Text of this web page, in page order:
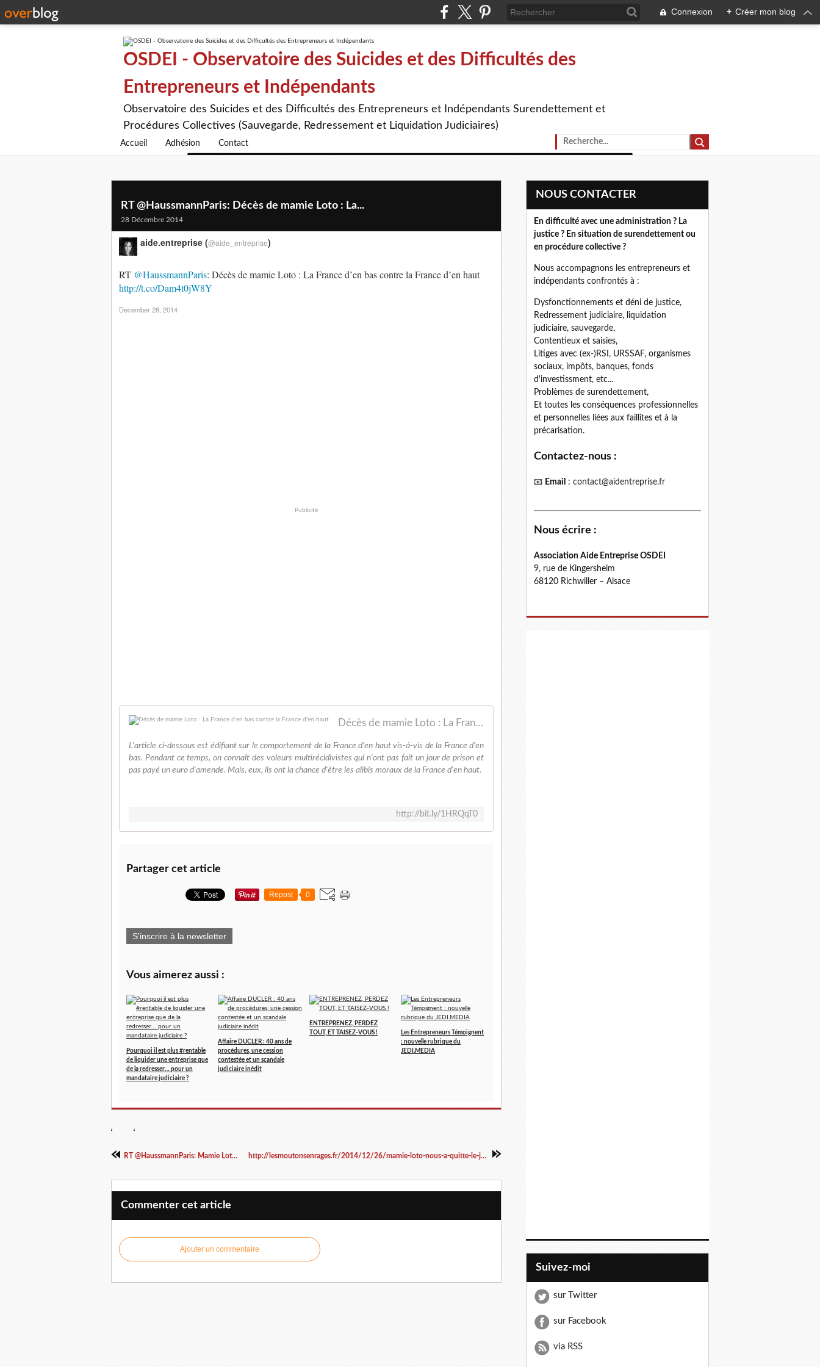
Connexion + Créer mon blog
OSDEI - Observatoire des Suicides et des Difficultés des
Entrepreneurs et Indépendants
Observatoire des Suicides et des Difficultés des Entrepreneurs et Indépendants Surendettement et
Procédures Collectives (Sauvegarde, Redressement et Liquidation Judiciaires)
Accueil Adhésion Contact
RT @HaussmannParis: Décès de mamie Loto : La...
28 Décembre 2014
RT @HaussmannParis: Décès de mamie Loto : La France d’en bas contre la France d’en haut
http://t.co/Dam4t0jW8Y
aide.entreprise (@aide_entreprise)
December 28, 2014
Publicité
Décès de mamie Loto : La France d'en bas contre la France d'en haut
L'article ci-dessous est édifiant sur le comportement de la France d'en haut vis-à-vis de la France d'en
bas. Pendant ce temps, on connaît des voleurs multirécidivistes qui n'ont pas fait un jour de prison et
pas payé un euro d'amende. Mais, eux, ils ont la chance d'être les alibis moraux de la France d'en haut.
http://bit.ly/1HRQqT0
Partager cet article
Repost 0
S'inscrire à la newsletter
Vous aimerez aussi :
Pourquoi il est plus #rentable
de liquider une entreprise que
de la redresser… pour un
mandataire judiciaire ?
Affaire DUCLER : 40 ans de
procédures, une cession
contestée et un scandale
judiciaire inédit
ENTREPRENEZ, PERDEZ
TOUT, ET TAISEZ-VOUS !
Les Entrepreneurs Témoignent
: nouvelle rubrique du
JEDI.MEDIA
RT @HaussmannParis: Mamie Loto, un assassinat... http://lesmoutonsenrages.fr/2014/12/26/mamie-loto-nous-a-quitte-le-jour-de-noel/comment-page-1/
Commenter cet article
Ajouter un commentaire
NOUS CONTACTER
En difficulté avec une administration ? La
justice ? En situation de surendettement ou
en procédure collective ?
Nous accompagnons les entrepreneurs et
indépendants confrontés à :
Dysfonctionnements et déni de justice,
Redressement judiciaire, liquidation
judiciaire, sauvegarde,
Contentieux et saisies,
Litiges avec (ex-)RSI, URSSAF, organismes
sociaux, impôts, banques, fonds
d'investissment, etc...
Problèmes de surendettement,
Et toutes les conséquences professionnelles
et personnelles liées aux faillites et à la
précarisation.
Contactez-nous :
📧 Email : contact@aidentreprise.fr
Nous écrire :
Association Aide Entreprise OSDEI
9, rue de Kingersheim
68120 Richwiller – Alsace
Suivez-moi
sur Twitter
sur Facebook
via RSS